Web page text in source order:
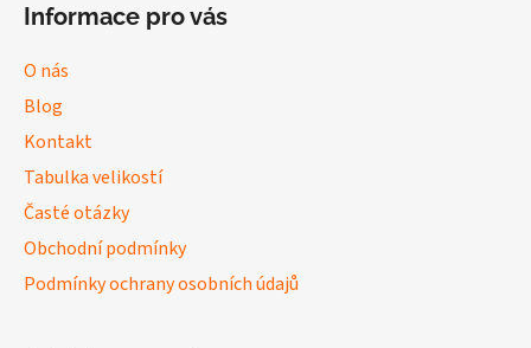
Informace pro vás
O nás
Blog
Kontakt
Tabulka velikostí
Časté otázky
Obchodní podmínky
Podmínky ochrany osobních údajů